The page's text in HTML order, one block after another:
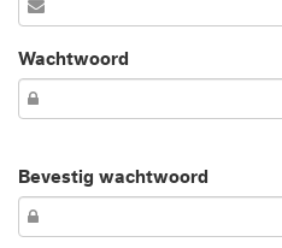
Wachtwoord
Bevestig wachtwoord